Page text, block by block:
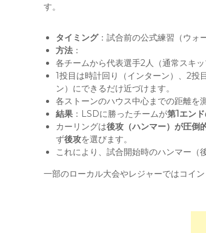
す。
タイミング：試合前の公式練習（ウォ
方法 ：
各チームから代表選手2人（通常スキ
1投目は時計回り（インターン）、2投
ン）にできるだけ近づけます。
各ストーンのハウス中心までの距離を測
結果 ：LSDに勝ったチームが第1エン
カーリングは後攻（ハンマー）が圧倒
ず後攻を選びます。
これにより、試合開始時のハンマー（
一部のローカル大会やレジャーではコイ